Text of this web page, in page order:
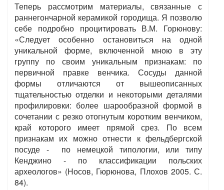
Теперь рассмотрим материалы, связанные с
раннегончарной керамикой городища. Я позволю
себе подробно процитировать В.М. Горюнову:
«Следует особенно остановиться на одной
уникальной форме, включенной мною в эту
группу по своим уникальным признакам: по
первичной правке венчика. Сосуды данной
формы отличаются от вышеописанных
тщательностью отделки и некоторыми деталями
профилировки: более шарообразной формой в
сочетании с резко отогнутым коротким венчиком,
край которого имеет прямой срез. По всем
признакам их можно отнести к фельдбергской
посуде - по немецкой типологии, или типу
Кенджино - по классификации польских
археологов» (Носов, Гюрюнова, Плохов 2005. С.
84).